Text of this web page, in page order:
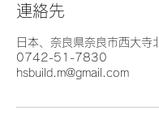
連絡先
日本、奈良県奈良市西大寺
0742-51-7830
hsbuild.m@gmail.com